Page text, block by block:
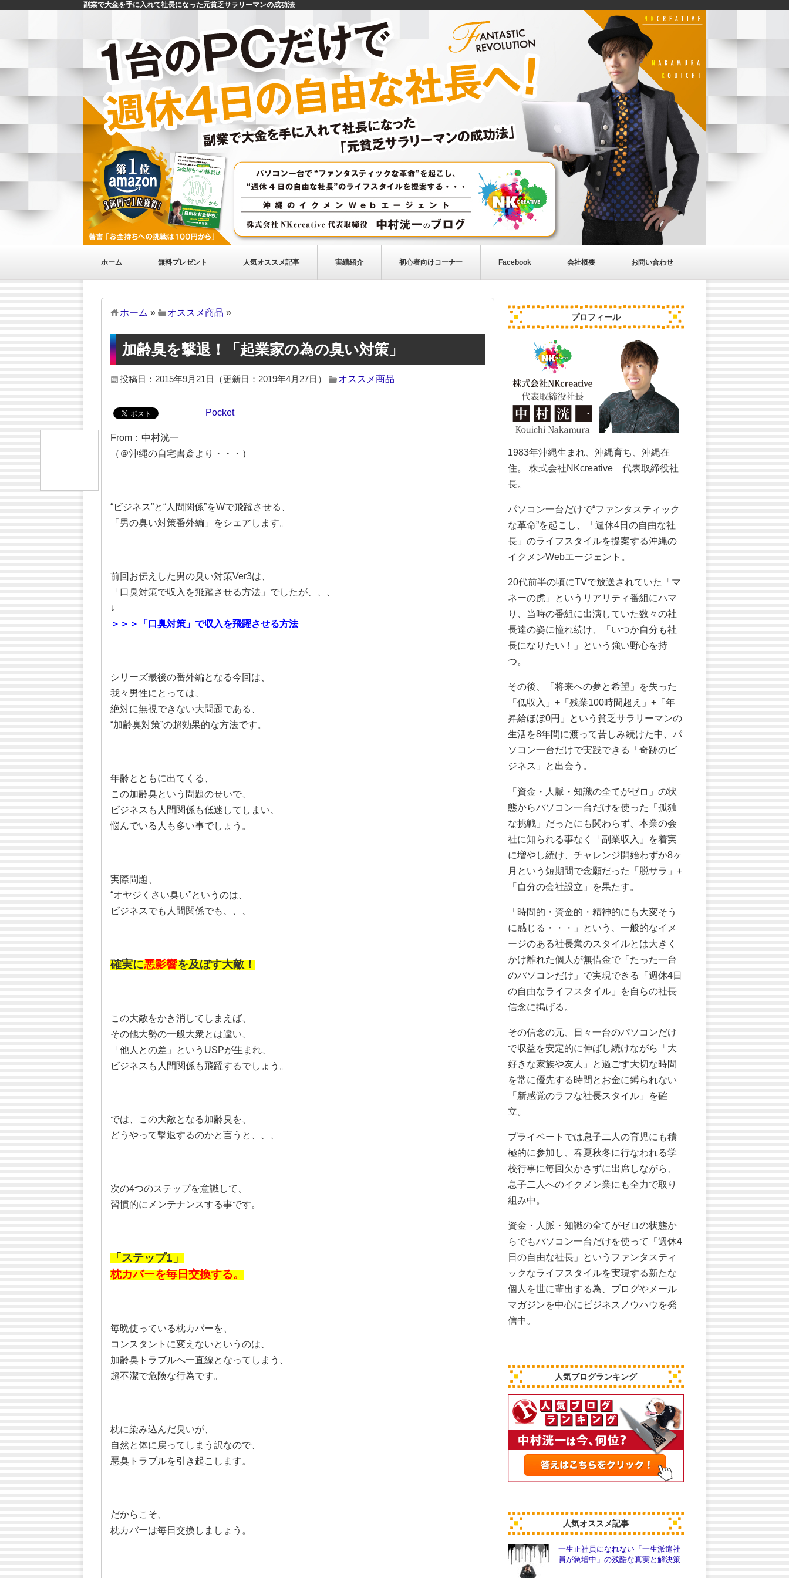
副業で大金を手に入れて社長になった元貧乏サラリーマンの成功法
ホーム 無料プレゼント 人気オススメ記事 実績紹介 初心者向けコーナー Facebook 会社概要 お問い合わせ
ホーム » オススメ商品 »
加齢臭を撃退！「起業家の為の臭い対策」
投稿日：2015年9月21日 （更新日：2019年4月27日） オススメ商品
Pocket
From：中村洸一
（＠沖縄の自宅書斎より・・・）
“ビジネス”と“人間関係”をWで飛躍させる、
「男の臭い対策番外編」をシェアします。
前回お伝えした男の臭い対策Ver3は、
「口臭対策で収入を飛躍させる方法」でしたが、、、
↓
＞＞＞「口臭対策」で収入を飛躍させる方法
シリーズ最後の番外編となる今回は、
我々男性にとっては、
絶対に無視できない大問題である、
“加齢臭対策”の超効果的な方法です。
年齢とともに出てくる、
この加齢臭という問題のせいで、
ビジネスも人間関係も低迷してしまい、
悩んでいる人も多い事でしょう。
実際問題、
“オヤジくさい臭い”というのは、
ビジネスでも人間関係でも、、、
確実に悪影響を及ぼす大敵！
この大敵をかき消してしまえば、
その他大勢の一般大衆とは違い、
「他人との差」というUSPが生まれ、
ビジネスも人間関係も飛躍するでしょう。
では、この大敵となる加齢臭を、
どうやって撃退するのかと言うと、、、
次の4つのステップを意識して、
習慣的にメンテナンスする事です。
「ステップ1」
枕カバーを毎日交換する。
毎晩使っている枕カバーを、
コンスタントに変えないというのは、
加齢臭トラブルへ一直線となってしまう、
超不潔で危険な行為です。
枕に染み込んだ臭いが、
自然と体に戻ってしまう訳なので、
悪臭トラブルを引き起こします。
だからこそ、
枕カバーは毎日交換しましょう。
プロフィール
1983年沖縄生まれ、沖縄育ち、沖縄在
住。 株式会社NKcreative 代表取締役社
長。
パソコン一台だけで“ファンタスティック
な革命”を起こし、「週休4日の自由な社
長」のライフスタイルを提案する沖縄の
イクメンWebエージェント。
20代前半の頃にTVで放送されていた「マ
ネーの虎」というリアリティ番組にハマ
り、当時の番組に出演していた数々の社
長達の姿に憧れ続け、「いつか自分も社
長になりたい！」という強い野心を持
つ。
その後、「将来への夢と希望」を失った
「低収入」+「残業100時間超え」+「年
昇給ほぼ0円」という貧乏サラリーマンの
生活を8年間に渡って苦しみ続けた中、パ
ソコン一台だけで実践できる「奇跡のビ
ジネス」と出会う。
「資金・人脈・知識の全てがゼロ」の状
態からパソコン一台だけを使った「孤独
な挑戦」だったにも関わらず、本業の会
社に知られる事なく「副業収入」を着実
に増やし続け、チャレンジ開始わずか8ヶ
月という短期間で念願だった「脱サラ」+
「自分の会社設立」を果たす。
「時間的・資金的・精神的にも大変そう
に感じる・・・」という、一般的なイメ
ージのある社長業のスタイルとは大きく
かけ離れた個人が無借金で「たった一台
のパソコンだけ」で実現できる「週休4日
の自由なライフスタイル」を自らの社長
信念に掲げる。
その信念の元、日々一台のパソコンだけ
で収益を安定的に伸ばし続けながら「大
好きな家族や友人」と過ごす大切な時間
を常に優先する時間とお金に縛られない
「新感覚のラフな社長スタイル」を確
立。
プライベートでは息子二人の育児にも積
極的に参加し、春夏秋冬に行なわれる学
校行事に毎回欠かさずに出席しながら、
息子二人へのイクメン業にも全力で取り
組み中。
資金・人脈・知識の全てがゼロの状態か
らでもパソコン一台だけを使って「週休4
日の自由な社長」というファンタスティ
ックなライフスタイルを実現する新たな
個人を世に輩出する為、ブログやメール
マガジンを中心にビジネスノウハウを発
信中。
人気ブログランキング
人気オススメ記事
一生正社員になれない「一生派遣社
員が急増中」の残酷な真実と解決策